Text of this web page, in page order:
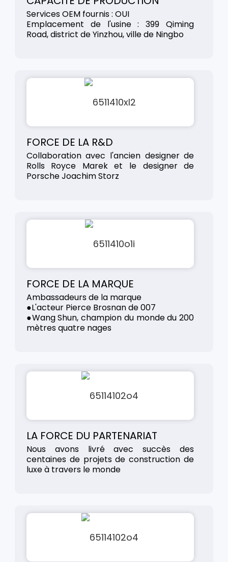
Services OEM fournis : OUI
Emplacement de l'usine : 399 Qiming
Road, district de Yinzhou, ville de Ningbo
FORCE DE LA R&D
Collaboration avec l'ancien designer de
Rolls Royce Marek et le designer de
Porsche Joachim Storz
FORCE DE LA MARQUE
Ambassadeurs de la marque
●L'acteur Pierce Brosnan de 007
●Wang Shun, champion du monde du 200
mètres quatre nages
LA FORCE DU PARTENARIAT
Nous avons livré avec succès des
centaines de projets de construction de
luxe à travers le monde